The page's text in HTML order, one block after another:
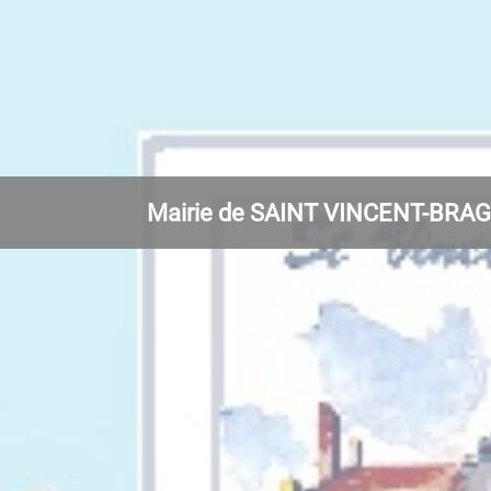
Mairie de SAINT VINCENT-